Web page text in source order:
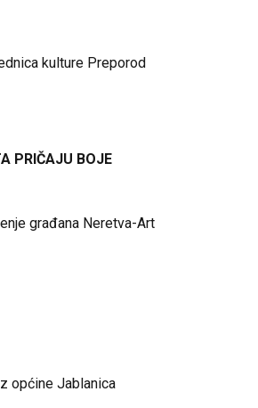
kulture Preporod
PRIČAJU BOJE
građana Neretva-Art
općine Jablanica